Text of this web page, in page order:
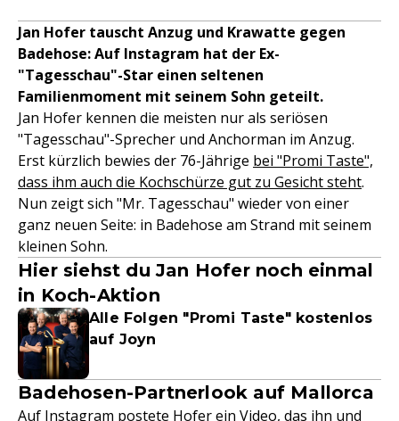
Jan Hofer tauscht Anzug und Krawatte gegen
Badehose: Auf Instagram hat der Ex-
"Tagesschau"-Star einen seltenen
Familienmoment mit seinem Sohn geteilt.
Jan Hofer kennen die meisten nur als seriösen
"Tagesschau"-Sprecher und Anchorman im Anzug.
Erst kürzlich bewies der 76-Jährige bei "Promi Taste",
dass ihm auch die Kochschürze gut zu Gesicht steht.
Nun zeigt sich "Mr. Tagesschau" wieder von einer
ganz neuen Seite: in Badehose am Strand mit seinem
kleinen Sohn.
Hier siehst du Jan Hofer noch einmal
in Koch-Aktion
Alle Folgen "Promi Taste" kostenlos
auf Joyn
Badehosen-Partnerlook auf Mallorca
Auf Instagram postete Hofer ein Video, das ihn und